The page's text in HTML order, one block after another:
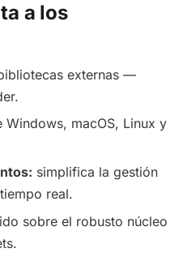
a los
externas —
Windows, macOS, Linux y
simplifica la gestión
real.
sobre el robusto núcleo